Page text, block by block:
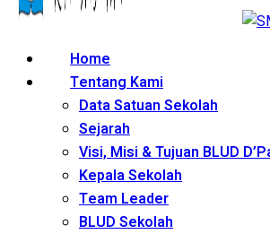
Home
Tentang Kami
Data Satuan Sekolah
Sejarah
Visi, Misi & Tujuan BLUD
Kepala Sekolah
Team Leader
BLUD Sekolah